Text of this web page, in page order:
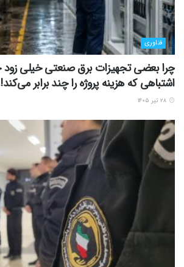
فناوری
اشتباهی که هزینه پروژه را چند برابر می‌کند!